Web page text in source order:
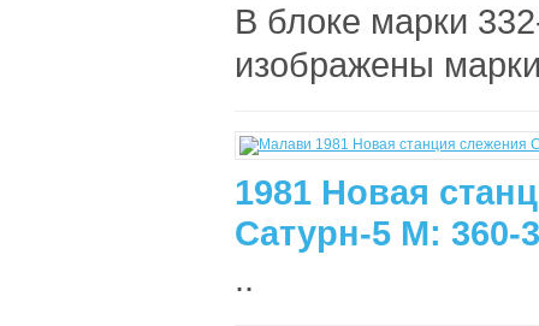
В блоке марки
изображены
1981 Новая
Сатурн-5 M: 360-
..